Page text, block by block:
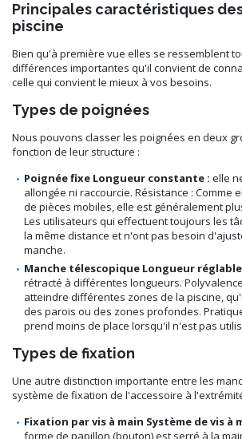
Principales caractéristiques
piscine
Bien qu'à première vue elles se ressemblent
différences importantes qu'il convient de
celle qui convient le mieux à vos besoins.
Types de poignées
Nous pouvons classer les poignées en deux
fonction de leur structure :
Poignée fixe Longueur constante : elle
allongée ni raccourcie. Résistance : Comme
de pièces mobiles, elle est généralement
Les utilisateurs qui effectuent toujours les
la même distance et n'ont pas besoin
manche.
Manche télescopique Longueur
rétracté à différentes longueurs.
atteindre différentes zones de la piscine,
des parois ou des zones profondes.
prend moins de place lorsqu'il n'est pas
Types de fixation
Une autre distinction importante entre les
système de fixation de l'accessoire à
Fixation par vis à main Système de vis à
forme de papillon (bouton) est serré à la